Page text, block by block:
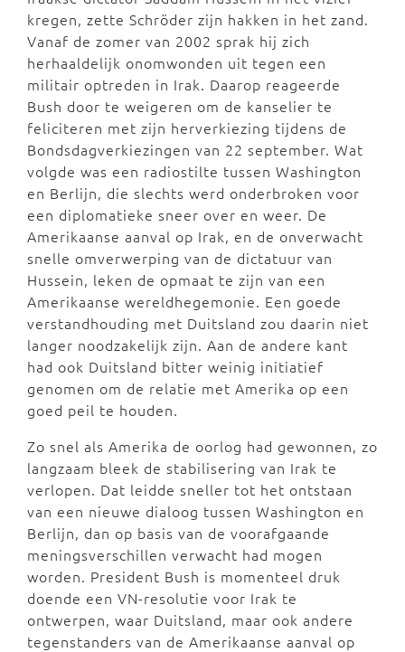
kregen, zette Schröder zijn hakken in het zand.
Vanaf de zomer van 2002 sprak hij zich
herhaaldelijk onomwonden uit tegen een
militair optreden in Irak. Daarop reageerde
Bush door te weigeren om de kanselier te
feliciteren met zijn herverkiezing tijdens de
Bondsdagverkiezingen van 22 september. Wat
volgde was een radiostilte tussen Washington
en Berlijn, die slechts werd onderbroken voor
een diplomatieke sneer over en weer. De
Amerikaanse aanval op Irak, en de onverwacht
snelle omverwerping van de dictatuur van
Hussein, leken de opmaat te zijn van een
Amerikaanse wereldhegemonie. Een goede
verstandhouding met Duitsland zou daarin niet
langer noodzakelijk zijn. Aan de andere kant
had ook Duitsland bitter weinig initiatief
genomen om de relatie met Amerika op een
goed peil te houden.
Zo snel als Amerika de oorlog had gewonnen, zo
langzaam bleek de stabilisering van Irak te
verlopen. Dat leidde sneller tot het ontstaan
van een nieuwe dialoog tussen Washington en
Berlijn, dan op basis van de voorafgaande
meningsverschillen verwacht had mogen
worden. President Bush is momenteel druk
doende een VN-resolutie voor Irak te
ontwerpen, waar Duitsland, maar ook andere
tegenstanders van de Amerikaanse aanval op